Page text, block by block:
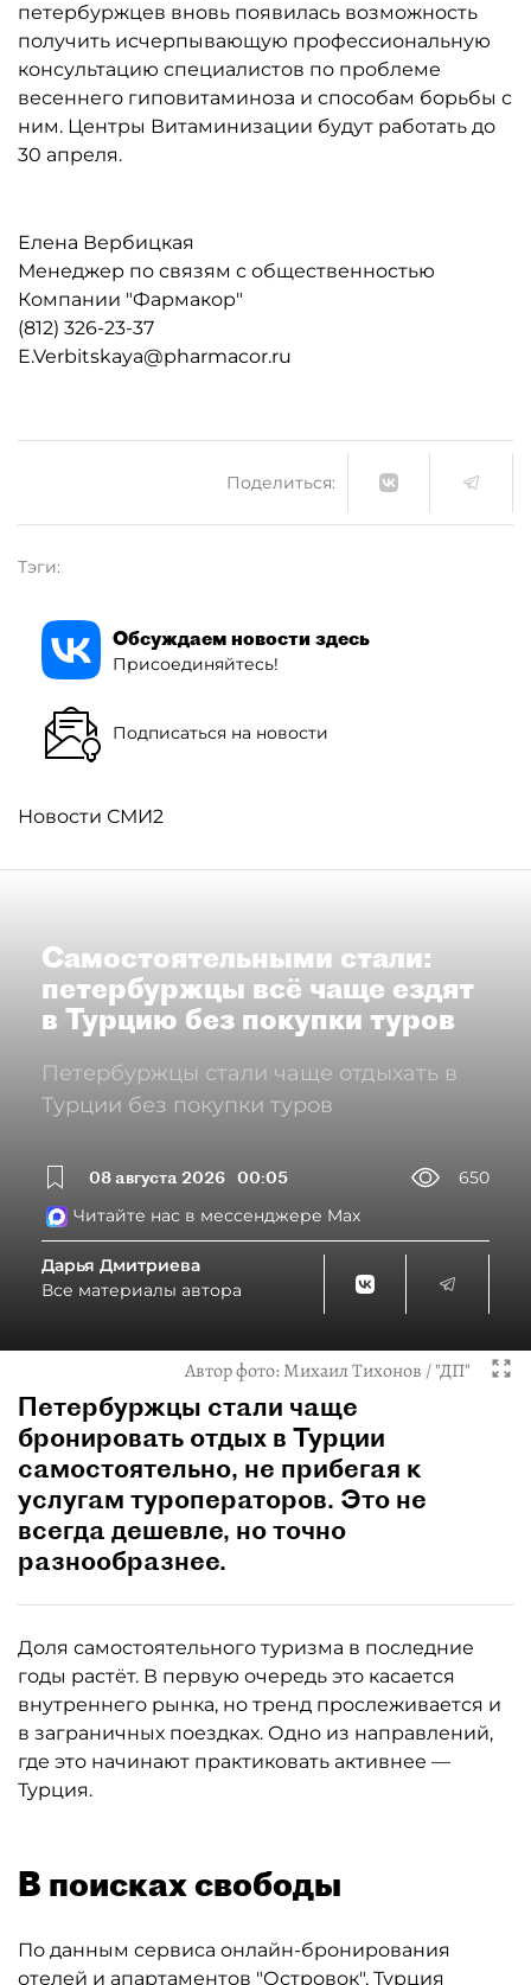
петербуржцев вновь появилась возможность
получить исчерпывающую профессиональную
консультацию специалистов по проблеме
весеннего гиповитаминоза и способам борьбы с
ним. Центры Витаминизации будут работать до
30 апреля.
Елена Вербицкая
Менеджер по связям с общественностью
Компании "Фармакор"
(812) 326-23-37
E.Verbitskaya@pharmacor.ru
Поделиться:
Тэги:
Обсуждаем новости здесь
Присоединяйтесь!
Подписаться на новости
Новости СМИ2
Самостоятельными стали:
петербуржцы всё чаще ездят
в Турцию без покупки туров
Петербуржцы стали чаще отдыхать в
Турции без покупки туров
08 августа 2026 00:05
650
Читайте нас в мессенджере Max
Дарья Дмитриева
Все материалы автора
Автор фото:Михаил Тихонов / "ДП"
Петербуржцы стали чаще
бронировать отдых в Турции
самостоятельно, не прибегая к
услугам туроператоров. Это не
всегда дешевле, но точно
разнообразнее.
Доля самостоятельного туризма в последние
годы растёт. В первую очередь это касается
внутреннего рынка, но тренд прослеживается и
в заграничных поездках. Одно из направлений,
где это начинают практиковать активнее —
Турция.
В поисках свободы
По данным сервиса онлайн-бронирования
отелей и апартаментов "Островок", Турция